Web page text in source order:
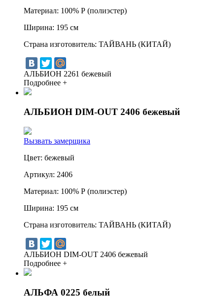
Материал: 100% Р (полиэстер)
Ширина: 195 см
Страна изготовитель: ТАЙВАНЬ (КИТАЙ)
АЛЬБИОН 2261 бежевый
Подробнее +
АЛЬБИОН DIM-OUT 2406 бежевый
Вызвать замерщика
Цвет: бежевый
Артикул: 2406
Материал: 100% Р (полиэстер)
Ширина: 195 см
Страна изготовитель: ТАЙВАНЬ (КИТАЙ)
АЛЬБИОН DIM-OUT 2406 бежевый
Подробнее +
АЛЬФА 0225 белый